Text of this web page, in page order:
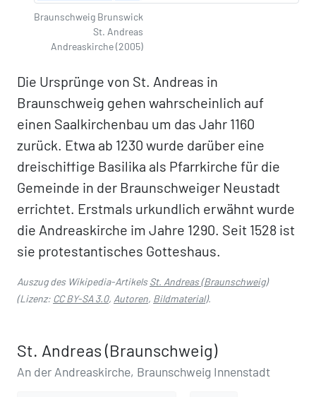
Braunschweig Brunswick
St. Andreas
Andreaskirche (2005)
Die Ursprünge von St. Andreas in
Braunschweig gehen wahrscheinlich auf
einen Saalkirchenbau um das Jahr 1160
zurück. Etwa ab 1230 wurde darüber eine
dreischiffige Basilika als Pfarrkirche für die
Gemeinde in der Braunschweiger Neustadt
errichtet. Erstmals urkundlich erwähnt wurde
die Andreaskirche im Jahre 1290. Seit 1528 ist
sie protestantisches Gotteshaus.
Auszug des Wikipedia-ArtikelsSt. Andreas (Braunschweig)
(Lizenz: CC BY-SA 3.0, Autoren, Bildmaterial).
St. Andreas (Braunschweig)
An der Andreaskirche, Braunschweig Innenstadt